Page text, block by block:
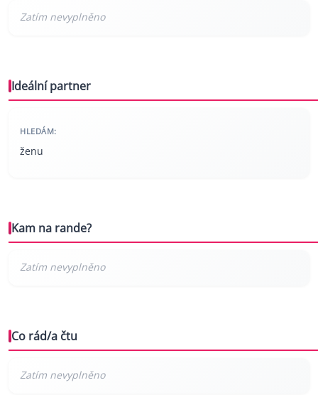
Ideální partner
HLEDÁM:
ženu
Kam na rande?
Co rád/a čtu